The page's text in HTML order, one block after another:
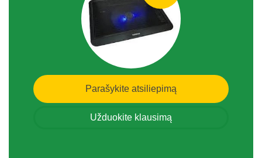
Parašykite atsiliepimą
Užduokite klausimą